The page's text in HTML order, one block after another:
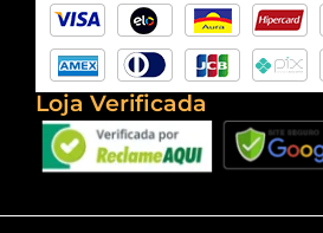
Loja Verificada